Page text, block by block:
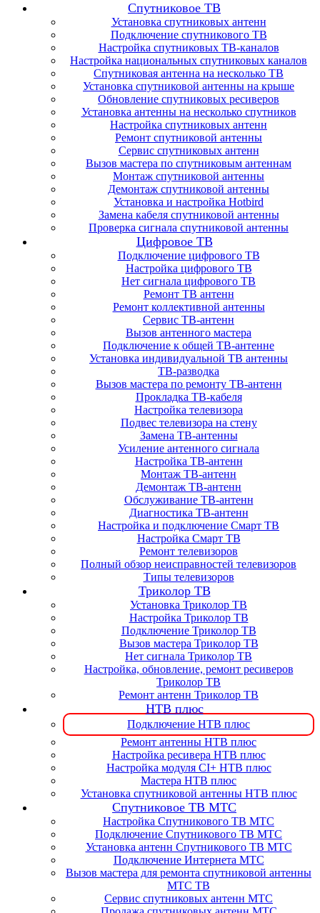
Спутниковое ТВ
Установка спутниковых антенн
Подключение спутникового ТВ
Настройка спутниковых ТВ-каналов
Настройка национальных спутниковых каналов
Спутниковая антенна на несколько ТВ
Установка спутниковой антенны на крыше
Обновление спутниковых ресиверов
Установка антенны на несколько спутников
Настройка спутниковых антенн
Ремонт спутниковой антенны
Сервис спутниковых антенн
Вызов мастера по спутниковым антеннам
Монтаж спутниковой антенны
Демонтаж спутниковой антенны
Установка и настройка Hotbird
Замена кабеля спутниковой антенны
Проверка сигнала спутниковой антенны
Цифровое ТВ
Подключение цифрового ТВ
Настройка цифрового ТВ
Нет сигнала цифрового ТВ
Ремонт ТВ антенн
Ремонт коллективной антенны
Сервис ТВ-антенн
Вызов антенного мастера
Подключение к общей ТВ-антенне
Установка индивидуальной ТВ антенны
ТВ-разводка
Вызов мастера по ремонту ТВ-антенн
Прокладка ТВ-кабеля
Настройка телевизора
Подвес телевизора на стену
Замена ТВ-антенны
Усиление антенного сигнала
Настройка ТВ-антенн
Монтаж ТВ-антенн
Демонтаж ТВ-антенн
Обслуживание ТВ-антенн
Диагностика ТВ-антенн
Настройка и подключение Смарт ТВ
Настройка Смарт ТВ
Ремонт телевизоров
Полный обзор неисправностей телевизоров
Типы телевизоров
Триколор ТВ
Установка Триколор ТВ
Настройка Триколор ТВ
Подключение Триколор ТВ
Вызов мастера Триколор ТВ
Нет сигнала Триколор ТВ
Настройка, обновление, ремонт ресиверов
Триколор ТВ
Ремонт антенн Триколор ТВ
НТВ плюс
Подключение НТВ плюс
Ремонт антенны НТВ плюс
Настройка ресивера НТВ плюс
Настройка модуля CI+ НТВ плюс
Мастера НТВ плюс
Установка спутниковой антенны НТВ плюс
Спутниковое ТВ МТС
Настройка Спутникового ТВ МТС
Подключение Спутникового ТВ МТС
Установка антенн Спутникового ТВ МТС
Подключение Интернета МТС
Вызов мастера для ремонта спутниковой антенны
МТС ТВ
Сервис спутниковых антенн МТС